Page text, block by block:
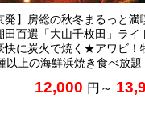
発】房総の秋冬まるっと満
田百選「大山千枚田」ライ
快に炭火で焼く★アワビ！
以上の海鮮浜焼き食べ放題
12,000 円～